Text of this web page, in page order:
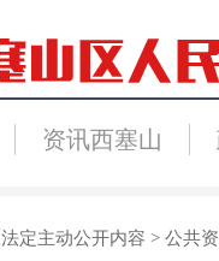
资讯西塞山
法定主动公开内容 > 公共